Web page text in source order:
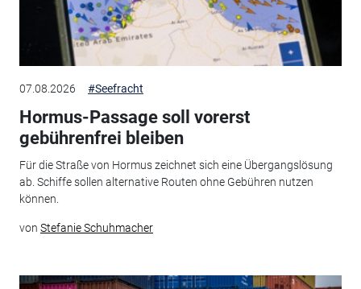
07.08.2026 #Seefracht
Hormus-Passage soll vorerst
gebührenfrei bleiben
Für die Straße von Hormus zeichnet sich eine Übergangslösung
ab. Schiffe sollen alternative Routen ohne Gebühren nutzen
können.
von Stefanie Schuhmacher